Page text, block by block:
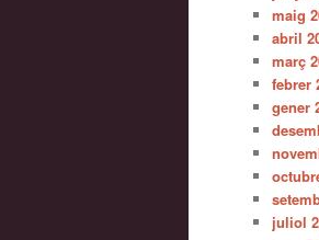
maig
abril
març
febrer
gener
juliol